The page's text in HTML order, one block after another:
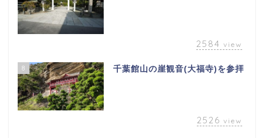
2584 view
8 千葉館山の崖観音(大福寺)を参拝
2526 view